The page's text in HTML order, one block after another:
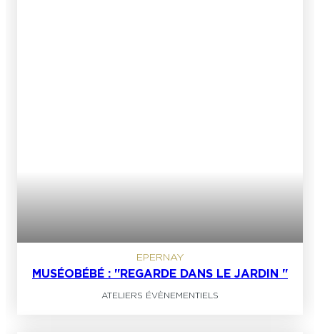
EPERNAY
MUSÉOBÉBÉ : "REGARDE DANS LE JARDIN "
ATELIERS ÉVÈNEMENTIELS